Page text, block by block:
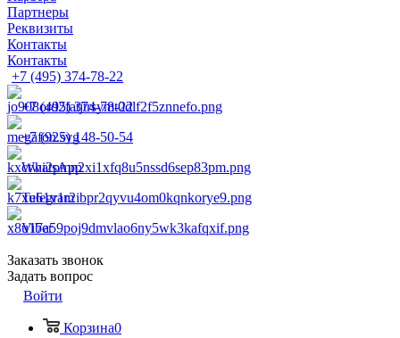
Партнеры
Реквизиты
Контакты
Контакты
+7 (495) 374-78-22
+7 (495) 374-78-22
+7 (925) 148-50-54
WhatsApp
Telegram
Viber
Заказать звонок
Задать вопрос
Войти
Корзина0